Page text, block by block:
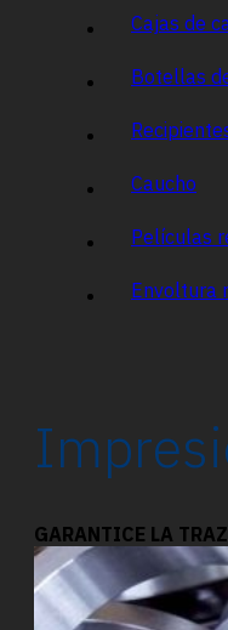
Cajas de
Botellas
Caucho
Películas
Envoltura
GARANTICE LA